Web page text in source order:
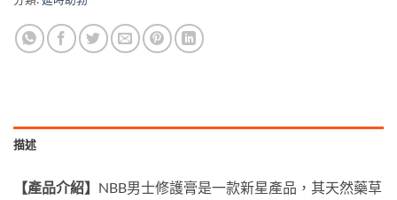
描述
【產品介紹】 NBB男士修護膏是一款新星產品，其天然藥草